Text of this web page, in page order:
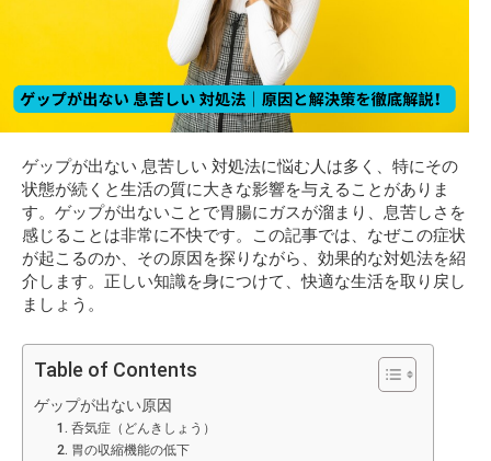
ゲップが出ない 息苦しい 対処法に悩む人は多く、特にその
状態が続くと生活の質に大きな影響を与えることがありま
す。ゲップが出ないことで胃腸にガスが溜まり、息苦しさを
感じることは非常に不快です。この記事では、なぜこの症状
が起こるのか、その原因を探りながら、効果的な対処法を紹
介します。正しい知識を身につけて、快適な生活を取り戻し
ましょう。
Table of Contents
ゲップが出ない原因
1. 呑気症（どんきしょう）
2. 胃の収縮機能の低下